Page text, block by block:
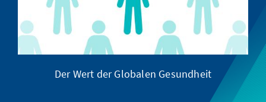
Der Wert der Globalen Gesundheit